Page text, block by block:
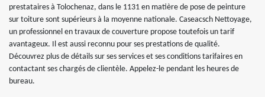
prestataires à Tolochenaz, dans le 1131 en matière de pose de peinture
sur toiture sont supérieurs à la moyenne nationale. Caseacsch Nettoyage,
un professionnel en travaux de couverture propose toutefois un tarif
avantageux. Il est aussi reconnu pour ses prestations de qualité.
Découvrez plus de détails sur ses services et ses conditions tarifaires en
contactant ses chargés de clientèle. Appelez-le pendant les heures de
bureau.